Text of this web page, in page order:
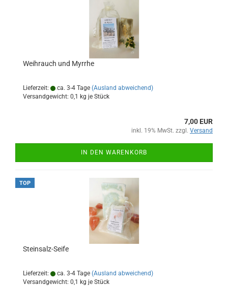
Weihrauch und Myrrhe
Lieferzeit: ca. 3-4 Tage (Ausland abweichend)
Versandgewicht: 0,1 kg je Stück
7,00 EUR
inkl. 19% MwSt. zzgl. Versand
IN DEN WARENKORB
TOP
Steinsalz-Seife
Lieferzeit: ca. 3-4 Tage (Ausland abweichend)
Versandgewicht: 0,1 kg je Stück